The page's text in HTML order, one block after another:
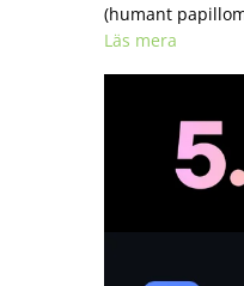
(humant
Läs mera